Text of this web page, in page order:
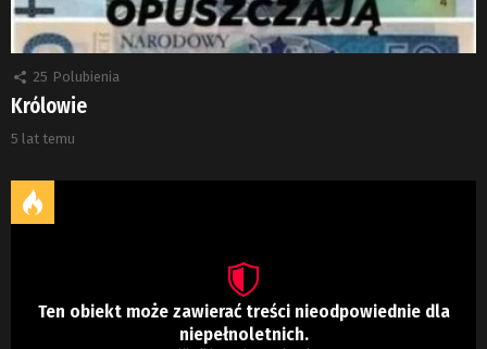
25 Polubienia
Królowie
5 lat temu
Ten obiekt może zawierać treści nieodpowiednie dla
niepełnoletnich.